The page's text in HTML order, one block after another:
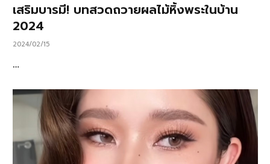
เสริมบารมี! บทสวดถวายผลไม้หิ้งพระในบ้าน
2024
2024/02/15
…